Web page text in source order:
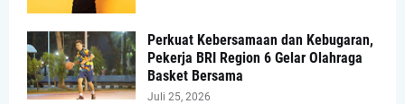
Perkuat Kebersamaan dan Kebugaran,
Pekerja BRI Region 6 Gelar Olahraga
Basket Bersama
Juli 25, 2026